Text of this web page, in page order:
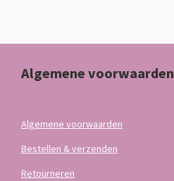
Algemene voorwaarden
Algemene voorwaarden
Bestellen & verzenden
Retourneren